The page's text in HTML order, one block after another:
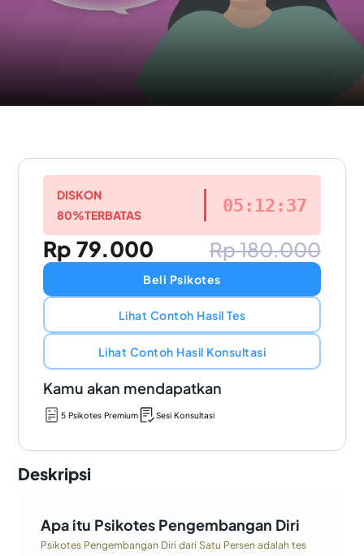
Deskripsi
Apa itu Psikotes Pengembangan Diri
Psikotes Pengembangan Diri dari Satu Persen adalah tes
DISKON
80%TERBATAS 05:12:37
Rp 79.000 Rp 180.000
Beli Psikotes
Lihat Contoh Hasil Tes
Lihat Contoh Hasil Konsultasi
Kamu akan mendapatkan
5 Psikotes Premium Sesi Konsultasi